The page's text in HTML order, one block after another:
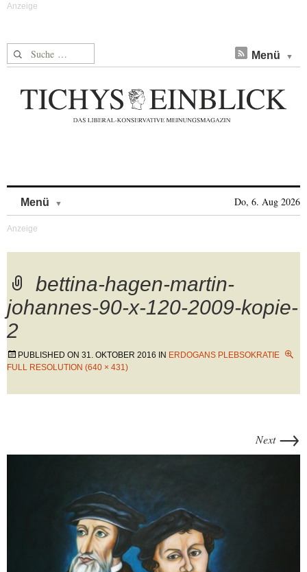
Suche nach: Menü
Menü Do, 6. Aug 2026
bettina-hagen-martin-
johannes-90-x-120-2009-kopie-
2
PUBLISHED ON 31. OKTOBER 2016 IN ERDOGANS PLEBSOKRATIE
FULL RESOLUTION (640 × 431)
Next →